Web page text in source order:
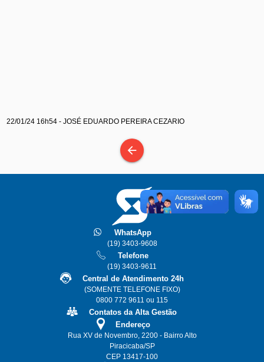
22/01/24 16h54 - JOSÉ EDUARDO PEREIRA CEZARIO
arrow_back
WhatsApp
(19) 3403-9608
Telefone
(19) 3403-9611
Central de Atendimento 24h
(SOMENTE TELEFONE FIXO)
0800 772 9611 ou 115
Contatos da Alta Gestão
Endereço
Rua XV de Novembro, 2200 - Bairro Alto
Piracicaba/SP
CEP 13417-100